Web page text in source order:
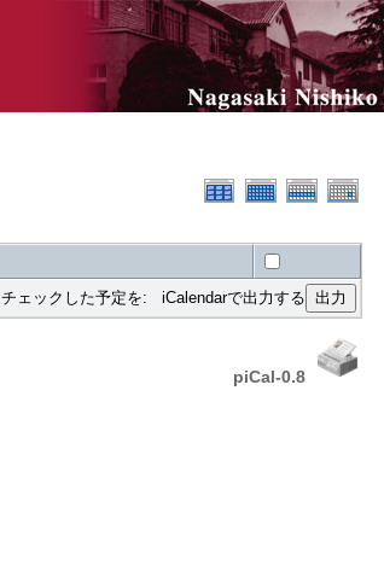
チェックした予定を: iCalendarで出力する
piCal-0.8